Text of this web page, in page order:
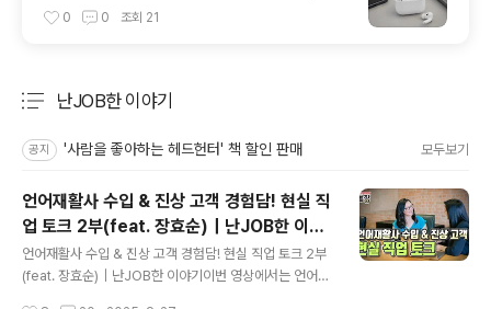
팟 프로부터 업무용 이어폰까지
0 0 조회 21
난JOB한 이야기
공지 '사람을 좋아하는 헤드헌터' 책 할인 판매 모두보기
언어재활사 수입 & 진상 고객 경험담! 현실 직
업 토크 2부(feat. 장효순)｜난JOB한 이야
기
언어재활사 수입 & 진상 고객 경험담! 현실 직업 토크 2부
(feat. 장효순)｜난JOB한 이야기이번 영상에서는 언어재